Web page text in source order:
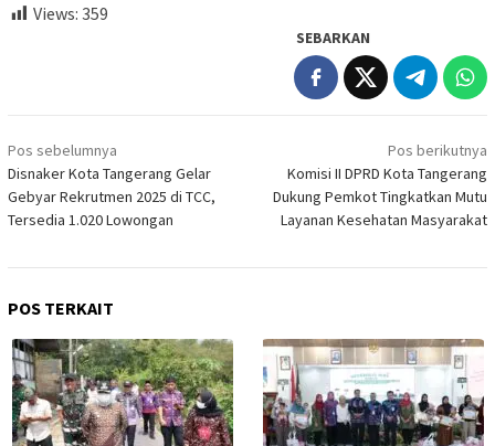
Views: 359
SEBARKAN
Navigasi
pos
Pos sebelumnya
Disnaker Kota Tangerang Gelar
Gebyar Rekrutmen 2025 di TCC,
Tersedia 1.020 Lowongan
Pos berikutnya
Komisi II DPRD Kota Tangerang
Dukung Pemkot Tingkatkan Mutu
Layanan Kesehatan Masyarakat
POS TERKAIT